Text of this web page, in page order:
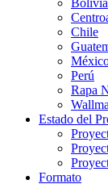
Chile
Perú
Rapa
Estado del
Formato